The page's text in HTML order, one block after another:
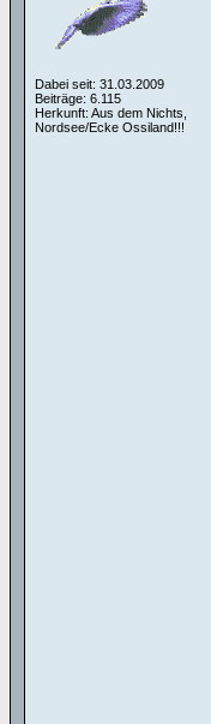
Dabei seit: 31.03.2009
Beiträge: 6.115
Herkunft: Aus dem Nichts,
Nordsee/Ecke Ossiland!!!